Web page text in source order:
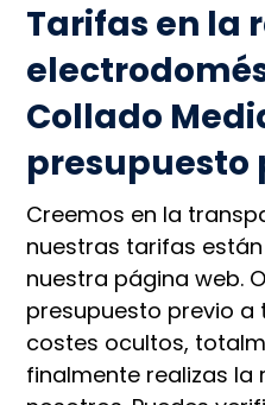
Tarifas en la
Collado
presupuesto
Creemos en la
nuestras tarifas
nuestra página web.
presupuesto previo a
costes ocultos,
finalmente realizas la